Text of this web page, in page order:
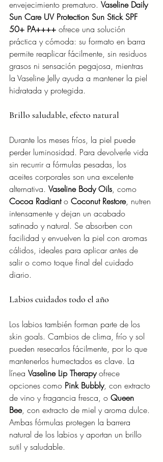
envejecimiento prematuro. Vaseline Daily
Sun Care UV Protection Sun Stick SPF
50+ PA++++ ofrece una solución
práctica y cómoda: su formato en barra
permite reaplicar fácilmente, sin residuos
grasos ni sensación pegajosa, mientras
la Vaseline Jelly ayuda a mantener la piel
hidratada y protegida.
Brillo saludable, efecto natural
Durante los meses fríos, la piel puede
perder luminosidad. Para devolverle vida
sin recurrir a fórmulas pesadas, los
aceites corporales son una excelente
alternativa. Vaseline Body Oils, como
Cocoa Radiant o Coconut Restore, nutren
intensamente y dejan un acabado
satinado y natural. Se absorben con
facilidad y envuelven la piel con aromas
cálidos, ideales para aplicar antes de
salir o como toque final del cuidado
diario.
Labios cuidados todo el año
Los labios también forman parte de los
skin goals. Cambios de clima, frío y sol
pueden resecarlos fácilmente, por lo que
mantenerlos humectados es clave. La
línea Vaseline Lip Therapy ofrece
opciones como Pink Bubbly, con extracto
de vino y fragancia fresca, o Queen
Bee, con extracto de miel y aroma dulce.
Ambas fórmulas protegen la barrera
natural de los labios y aportan un brillo
sutil y saludable.